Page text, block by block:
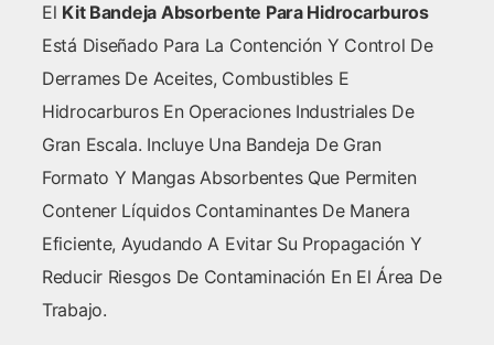
El Kit Bandeja Absorbente Para Hidrocarburos
Está Diseñado Para La Contención Y Control De
Derrames De Aceites, Combustibles E
Hidrocarburos En Operaciones Industriales De
Gran Escala. Incluye Una Bandeja De Gran
Formato Y Mangas Absorbentes Que Permiten
Contener Líquidos Contaminantes De Manera
Eficiente, Ayudando A Evitar Su Propagación Y
Reducir Riesgos De Contaminación En El Área De
Trabajo.